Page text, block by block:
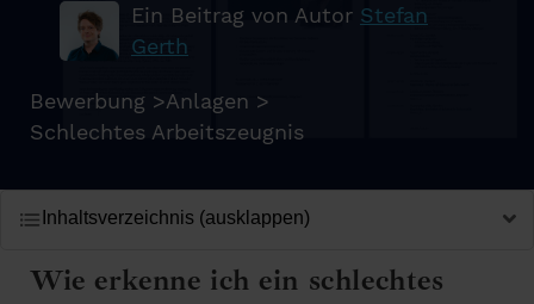
Ein Beitrag von Autor Stefan
Gerth
Bewerbung >Anlagen >
Schlechtes Arbeitszeugnis
Inhaltsverzeichnis (ausklappen)
Wie erkenne ich ein schlechtes